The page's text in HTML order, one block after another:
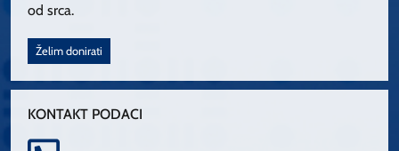
od srca.
Želim donirati
KONTAKT PODACI